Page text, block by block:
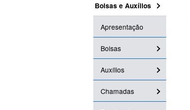
Bolsas e Auxílios
Apresentação
Bolsas
Auxílios
Chamadas